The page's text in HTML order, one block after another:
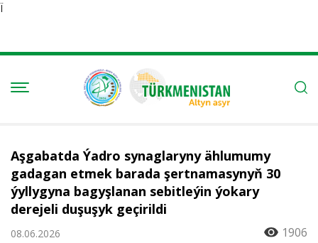
Ï
Aşgabatda Ýadro synaglaryny ählumumy
gadagan etmek barada şertnamasynyň 30
ýyllygyna bagyşlanan sebitleýin ýokary
derejeli duşuşyk geçirildi
08.06.2026 1906